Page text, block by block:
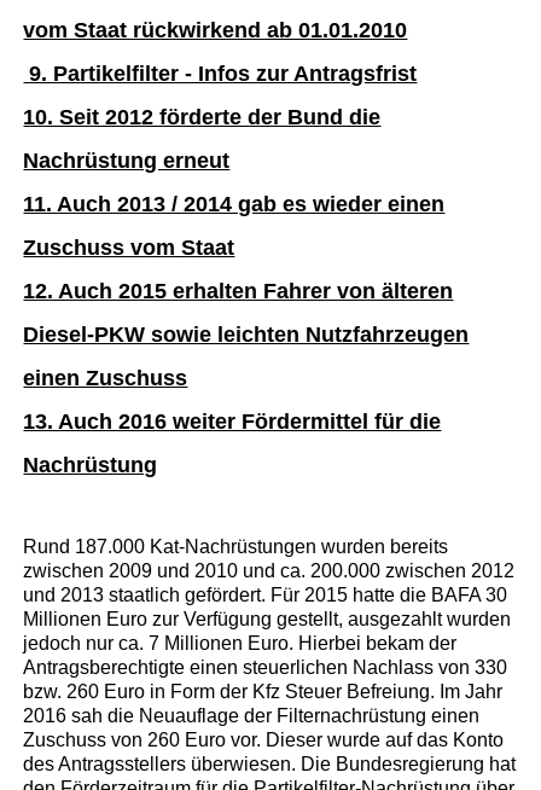
vom Staat rückwirkend ab 01.01.2010
9. Partikelfilter - Infos zur Antragsfrist
10. Seit 2012 förderte der Bund die
Nachrüstung erneut
11. Auch 2013 / 2014 gab es wieder einen
Zuschuss vom Staat
12. Auch 2015 erhalten Fahrer von älteren
Diesel-PKW sowie leichten Nutzfahrzeugen
einen Zuschuss
13. Auch 2016 weiter Fördermittel für die
Nachrüstung
Rund 187.000 Kat-Nachrüstungen wurden bereits
zwischen 2009 und 2010 und ca. 200.000 zwischen 2012
und 2013 staatlich gefördert. Für 2015 hatte die BAFA 30
Millionen Euro zur Verfügung gestellt, ausgezahlt wurden
jedoch nur ca. 7 Millionen Euro. Hierbei bekam der
Antragsberechtigte einen steuerlichen Nachlass von 330
bzw. 260 Euro in Form der Kfz Steuer Befreiung. Im Jahr
2016 sah die Neuauflage der Filternachrüstung einen
Zuschuss von 260 Euro vor. Dieser wurde auf das Konto
des Antragsstellers überwiesen. Die Bundesregierung hat